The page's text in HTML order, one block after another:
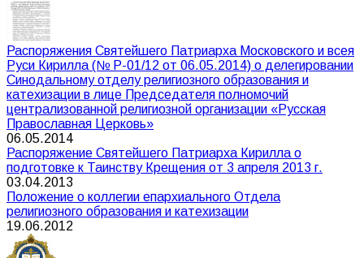
Распоряжения Святейшего Патриарха Московского и всея
Руси Кирилла (№ Р-01/12 от 06.05.2014) о делегировании
Синодальному отделу религиозного образования и
катехизации в лице Председателя полномочий
централизованной религиозной организации «Русская
Православная Церковь»
06.05.2014
Распоряжение Святейшего Патриарха Кирилла о
подготовке к Таинству Крещения от 3 апреля 2013 г.
03.04.2013
Положение о коллегии епархиального Отдела
религиозного образования и катехизации
19.06.2012